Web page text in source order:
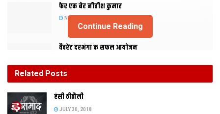
फेर एक बेर नीतीश कुमार
NOVEMBER 20, 2015
वैवरेंट दरभंगा क सफल आयोजन
Continue Reading
Related Posts
हंसी ठीठौली
JULY 30, 2018